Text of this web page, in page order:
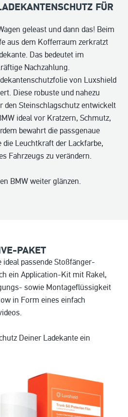
FÜR
geleast und dann das! Beim
aus dem Kofferraum zerkratzt
Das bedeutet im
Nachzahlung.
von Luxshield
Diese robuste und nahezu
den Steinschlagschutz entwickelt
ideal vor Kratzern, Schmutz,
bewahrt die passgenaue
Leuchtkraft der Lackfarbe,
Fahrzeugs zu verändern.
BMW weiter glänzen.
PAKET
passende Stoßfänger-
ein Application-Kit mit Rakel,
sowie Montageflüssigkeit
in Form eines einfach
Deiner Ladekante ein